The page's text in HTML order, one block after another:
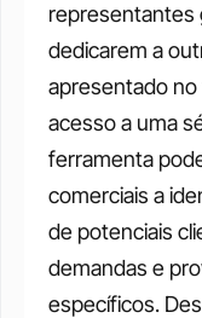
representantes
dedicarem a
apresentado
acesso a uma
ferramenta
comerciais a
de potenciais
demandas e
específicos.